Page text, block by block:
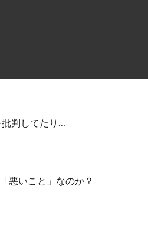
判してたり…
悪いこと」なのか？